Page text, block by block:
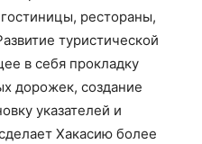
рестораны,
туристической
в себя прокладку
дорожек, создание
указателей и
Хакасию более